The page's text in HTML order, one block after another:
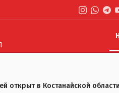
открыт в Костанайской области